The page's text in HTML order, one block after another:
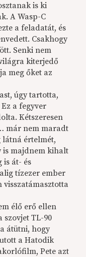
is ki
A Wasp-C
a feladatát, és
Csakhogy
Senki nem
kiterjedő
meg őket az
úgy tartotta,
a fegyver
Kétszeresen
már nem maradt
látná értelmét,
is majdnem kihalt
is át- és
tízezer ember
élő erő ellen
TL-90
átütni, hogy
a Hatodik
Pete azt